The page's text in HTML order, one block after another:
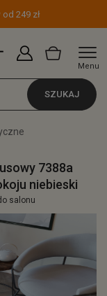
249 zł
Menu
SZUKAJ
7388a
niebieski
salonu